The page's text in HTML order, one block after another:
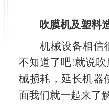
吹膜机及塑料
机械设备相信
不知道了吧!就说吹
械损耗，延长机器
面我们就一起来了